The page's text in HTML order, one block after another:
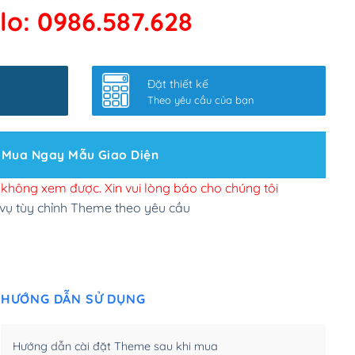
kết google, cập nhật sitemap(+50,000₫)
slider chính (+200,000₫)
site Wordpress(+100,000₫)
đăng web(+300,000₫)
tuỳ chọn (+2,000,000₫)
(+450,000₫)
0986.587.628
Đặt thiết kế
Theo yêu cầu của bạn
Mua Ngay Mẫu Giao Diện
xem được. Xin vui lòng báo cho chúng tôi
tùy chỉnh Theme theo yêu cầu
HƯỚNG DẪN SỬ DỤNG
Hướng dẫn cài đặt Theme sau khi mua